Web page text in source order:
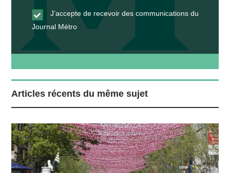
J’accepte de recevoir des communications du
Journal Métro
Articles récents du même sujet